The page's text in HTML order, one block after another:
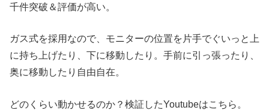
千件突破＆評価が高い。
ガス式を採用なので、モニターの位置を片手でぐいっと上
に持ち上げたり、下に移動したり。手前に引っ張ったり、
奥に移動したり自由自在。
どのくらい動かせるのか？検証したYoutubeはこちら。